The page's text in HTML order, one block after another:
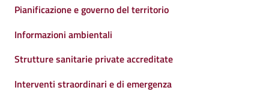
Pianificazione e governo del territorio
Informazioni ambientali
Strutture sanitarie private accreditate
Interventi straordinari e di emergenza